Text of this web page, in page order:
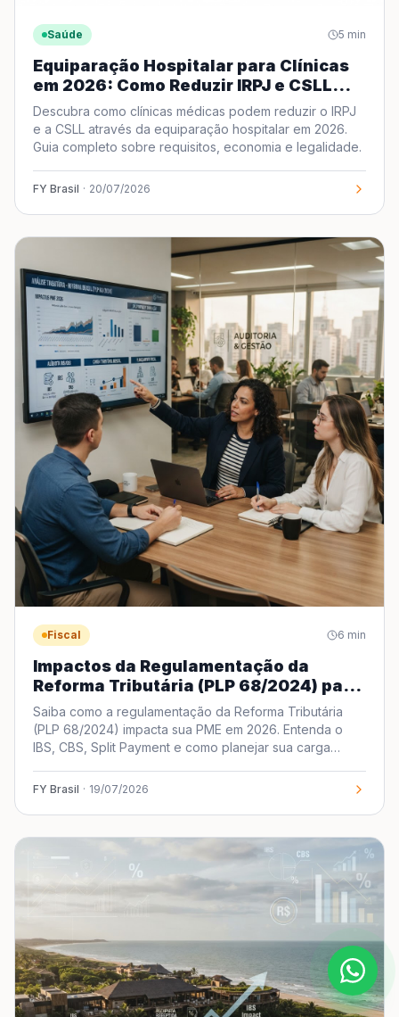
Saúde 5 min
Equiparação Hospitalar para Clínicas
em 2026: Como Reduzir IRPJ e CSLL
Legalmente
Descubra como clínicas médicas podem reduzir o IRPJ
e a CSLL através da equiparação hospitalar em 2026.
Guia completo sobre requisitos, economia e legalidade.
FY Brasil · 20/07/2026
Fiscal 6 min
Impactos da Regulamentação da
Reforma Tributária (PLP 68/2024) para
Pequenas e Médias Empresas
Saiba como a regulamentação da Reforma Tributária
(PLP 68/2024) impacta sua PME em 2026. Entenda o
IBS, CBS, Split Payment e como planejar sua carga
FY Brasil · 19/07/2026